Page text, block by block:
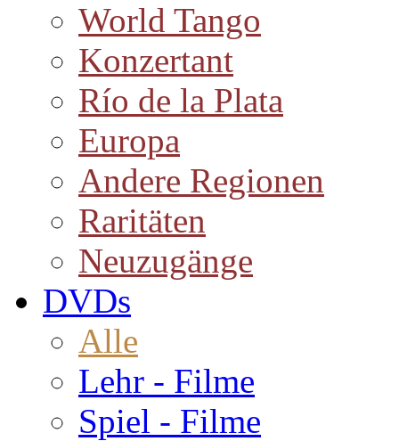
World Tango
Konzertant
Río de la Plata
Europa
Andere Regionen
Raritäten
Neuzugänge
DVDs
Alle
Lehr - Filme
Spiel - Filme